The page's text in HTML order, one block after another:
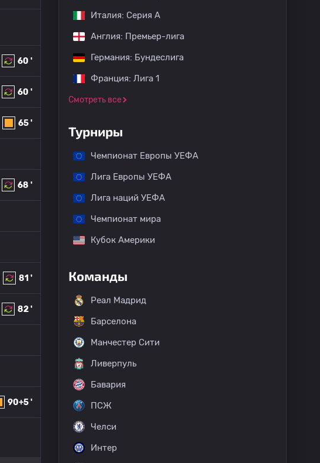
60 '
60 '
65 '
68 '
81 '
82 '
90+5 '
Италия: Серия А
Англия: Премьер-лига
Германия: Бундеслига
Франция: Лига 1
Смотреть все
Турниры
Чемпионат Европы УЕФА
Лига Европы УЕФА
Лига наций УЕФА
Чемпионат мира
Кубок Америки
Команды
Реал Мадрид
Барселона
Манчестер Сити
Ливерпуль
Бавария
ПСЖ
Челси
Интер